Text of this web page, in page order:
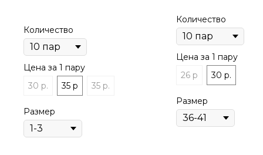
Количество
Цена за 1 пару
30 р.
35 р 35 р.
Размер
Количество
Цена за 1 пару
26 р
30 р.
Размер